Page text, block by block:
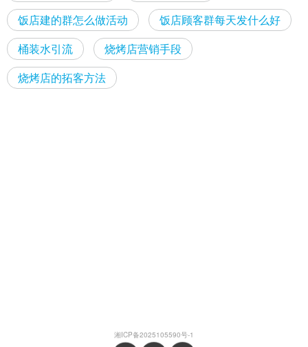
饭店建的群怎么做活动
饭店顾客群每天发什么好
桶装水引流
烧烤店营销手段
烧烤店的拓客方法
湘ICP备2025105590号-1